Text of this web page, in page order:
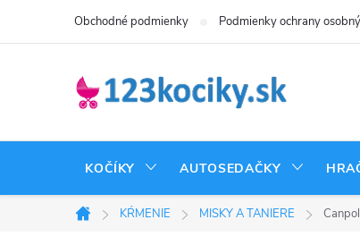
Obchodné podmienky Podmienky ochrany
KOČÍKY AUTOSEDAČKY
Domov
KŔMENIE MISKY A TANIERE